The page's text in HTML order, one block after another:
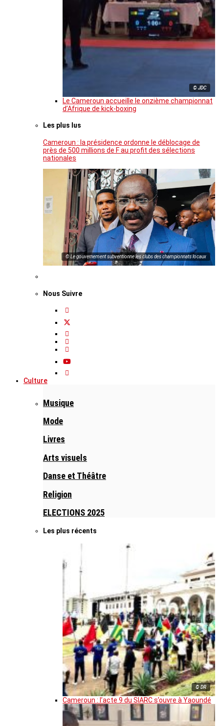
© JDC
Le Cameroun accueille le onzième championnat
d’Afrique de kick-boxing
Les plus lus
Cameroun : la présidence ordonne le déblocage de
près de 500 millions de F au profit des sélections
nationales
© Le gouvernement subventionne les clubs des championnats locaux
Nous Suivre
Culture
Musique
Mode
Livres
Arts visuels
Danse et Théâtre
Religion
ELECTIONS 2025
Les plus récents
© DR
Cameroun : l’acte 9 du SIARC s’ouvre à Yaoundé